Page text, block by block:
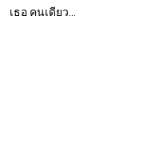
เธอ คนเดียว...